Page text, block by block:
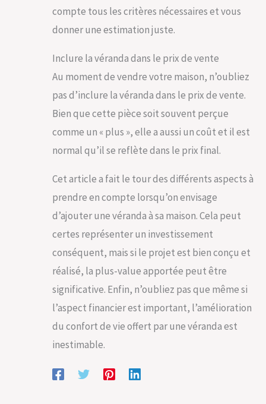
compte tous les critères nécessaires et vous
donner une estimation juste.
Inclure la véranda dans le prix de vente
Au moment de vendre votre maison, n’oubliez
pas d’inclure la véranda dans le prix de vente.
Bien que cette pièce soit souvent perçue
comme un « plus », elle a aussi un coût et il est
normal qu’il se reflète dans le prix final.
Cet article a fait le tour des différents aspects à
prendre en compte lorsqu’on envisage
d’ajouter une véranda à sa maison. Cela peut
certes représenter un investissement
conséquent, mais si le projet est bien conçu et
réalisé, la plus-value apportée peut être
significative. Enfin, n’oubliez pas que même si
l’aspect financier est important, l’amélioration
du confort de vie offert par une véranda est
inestimable.